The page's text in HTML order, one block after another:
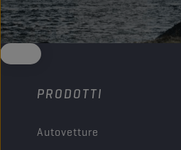
PRODOTTI
Autovetture